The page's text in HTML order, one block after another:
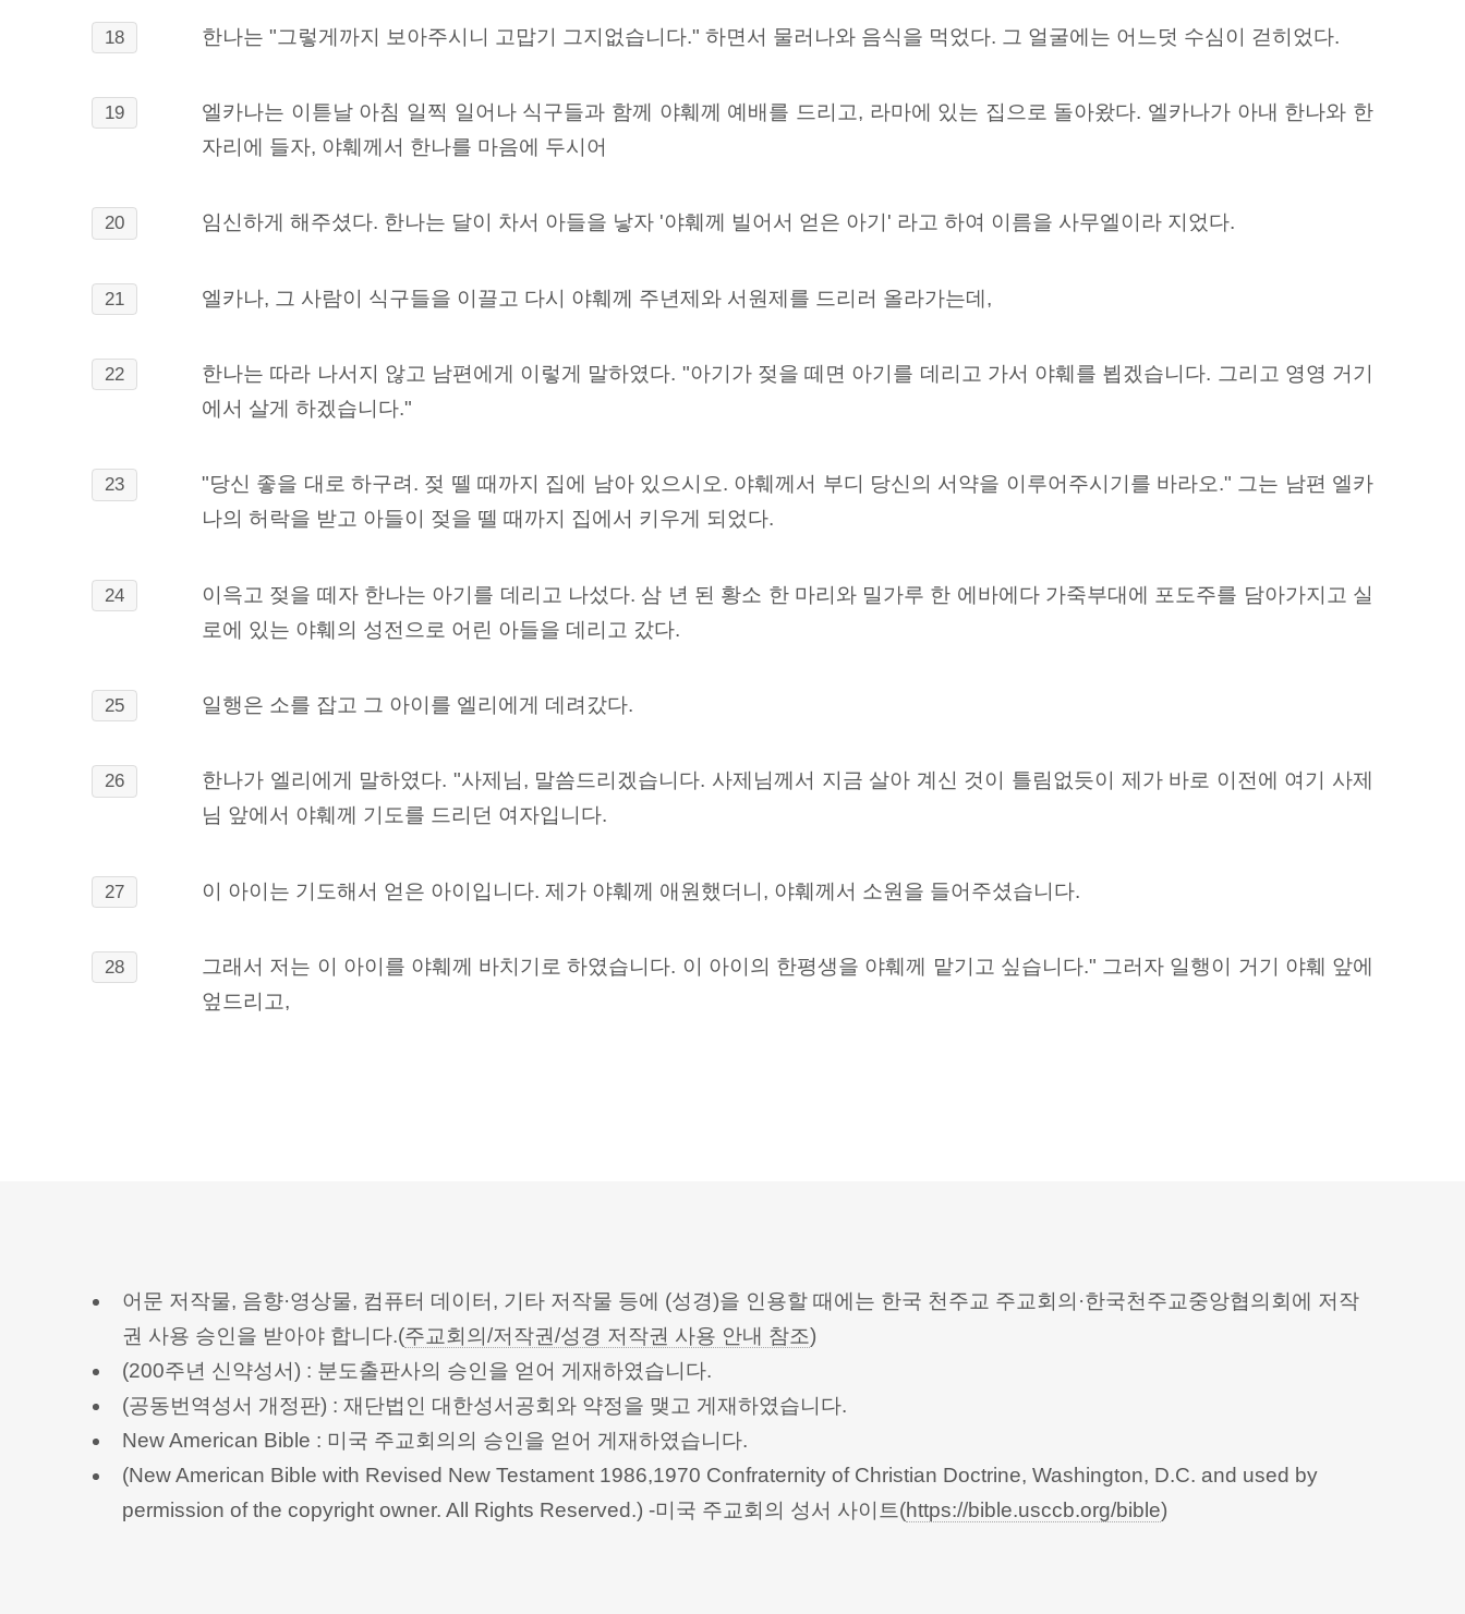
18 한나는 "그렇게까지 보아주시니 고맙기 그지없습니다." 하면서 물러나와 음식을 먹었다. 그 얼굴에는 어느덧 수심이 걷히었다.
19
엘카나는 이튿날 아침 일찍 일어나 식구들과 함께 야훼께 예배를 드리고, 라마에 있는 집으로 돌아왔다. 엘카나가 아내 한나와 한
자리에 들자, 야훼께서 한나를 마음에 두시어
20 임신하게 해주셨다. 한나는 달이 차서 아들을 낳자 '야훼께 빌어서 얻은 아기' 라고 하여 이름을 사무엘이라 지었다.
21 엘카나, 그 사람이 식구들을 이끌고 다시 야훼께 주년제와 서원제를 드리러 올라가는데,
22
한나는 따라 나서지 않고 남편에게 이렇게 말하였다. "아기가 젖을 떼면 아기를 데리고 가서 야훼를 뵙겠습니다. 그리고 영영 거기
에서 살게 하겠습니다."
23
"당신 좋을 대로 하구려. 젖 뗄 때까지 집에 남아 있으시오. 야훼께서 부디 당신의 서약을 이루어주시기를 바라오." 그는 남편 엘카
나의 허락을 받고 아들이 젖을 뗄 때까지 집에서 키우게 되었다.
24
이윽고 젖을 떼자 한나는 아기를 데리고 나섰다. 삼 년 된 황소 한 마리와 밀가루 한 에바에다 가죽부대에 포도주를 담아가지고 실
로에 있는 야훼의 성전으로 어린 아들을 데리고 갔다.
25 일행은 소를 잡고 그 아이를 엘리에게 데려갔다.
26
한나가 엘리에게 말하였다. "사제님, 말씀드리겠습니다. 사제님께서 지금 살아 계신 것이 틀림없듯이 제가 바로 이전에 여기 사제
님 앞에서 야훼께 기도를 드리던 여자입니다.
27 이 아이는 기도해서 얻은 아이입니다. 제가 야훼께 애원했더니, 야훼께서 소원을 들어주셨습니다.
28
그래서 저는 이 아이를 야훼께 바치기로 하였습니다. 이 아이의 한평생을 야훼께 맡기고 싶습니다." 그러자 일행이 거기 야훼 앞에
엎드리고,
어문 저작물, 음향·영상물, 컴퓨터 데이터, 기타 저작물 등에 (성경)을 인용할 때에는 한국 천주교 주교회의·한국천주교중앙협의회에 저작
권 사용 승인을 받아야 합니다.(주교회의/저작권/성경 저작권 사용 안내 참조)
(200주년 신약성서) : 분도출판사의 승인을 얻어 게재하였습니다.
(공동번역성서 개정판) : 재단법인 대한성서공회와 약정을 맺고 게재하였습니다.
New American Bible : 미국 주교회의의 승인을 얻어 게재하였습니다.
(New American Bible with Revised New Testament 1986,1970 Confraternity of Christian Doctrine, Washington, D.C. and used by
permission of the copyright owner. All Rights Reserved.) -미국 주교회의 성서 사이트(https://bible.usccb.org/bible)